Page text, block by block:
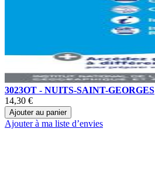
3023OT - NUITS-SAINT-GEORGES
14,30 €
Ajouter au panier
Ajouter à ma liste d’envies